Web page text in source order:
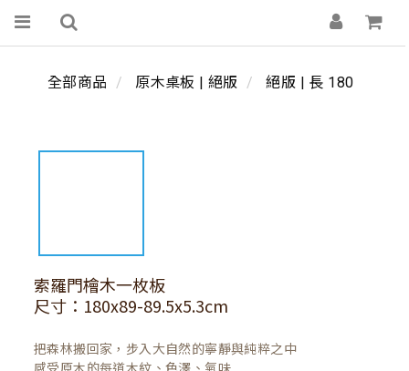
全部商品 原木桌板 | 絕版 絕版 | 長 180
索羅門檜木一枚板
尺寸：180x89-89.5x5.3cm
把森林搬回家，步入大自然的寧靜與純粹之中
感受原木的每道木紋、色澤、氣味